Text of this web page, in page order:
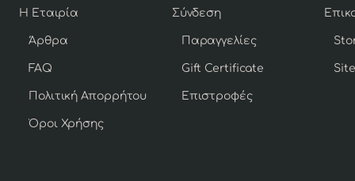
Η Εταιρία
Άρθρα
FAQ
Πολιτική Απορρήτου
Όροι Χρήσης
Σύνδεση
Παραγγελίες
Gift Certificate
Επιστροφές